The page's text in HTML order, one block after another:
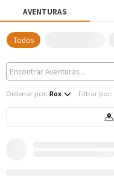
AVENTURAS
Todos
Ordenar por: Rox Filtrar por: